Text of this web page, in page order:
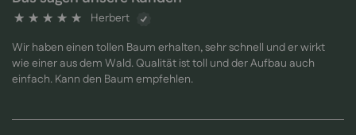
Herbert
Wir haben einen tollen Baum erhalten, sehr schnell und er wirkt
wie einer aus dem Wald. Qualität ist toll und der Aufbau auch
einfach. Kann den Baum empfehlen.